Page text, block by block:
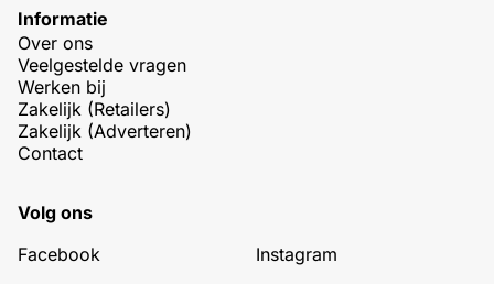
Informatie
Over ons
Veelgestelde vragen
Werken bij
Zakelijk (Retailers)
Zakelijk (Adverteren)
Contact
Volg ons
Facebook
Instagram